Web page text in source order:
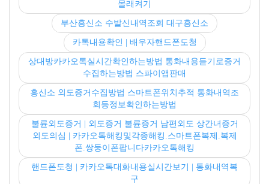
몰래켜기
부산흥신소 수발신내역조회 대구흥신소
카톡내용확인 | 배우자핸드폰도청
상대방카카오톡실시간확인하는방법 통화내용듣기로증거
수집하는방법 스파이앱판매
흥신소 외도증거수집방법 스마트폰위치추적 통화내역조
회등정보확인하는방법
불륜외도증거 | 외도증거 불륜증거 남편외도 상간녀증거
외도의심 | 카카오톡해킹및각종해킹.스마트폰복제.복제
폰.쌍둥이폰팝니다카카오톡해킹
핸드폰도청 | 카카오톡대화내용실시간보기 | 통화내역복
구